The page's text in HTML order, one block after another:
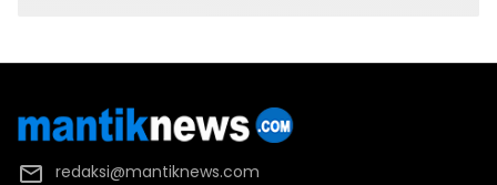
redaksi@mantiknews.com